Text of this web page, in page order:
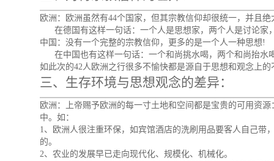
欧洲：欧洲虽然有44个国家，但其宗教信仰却很统一，并且
在德国 有这样一句话：一个人是思想家，两个人是讨论
中国：没有一个完整的宗教信仰，更多的是一个人一种思想!
在中国也有这样一句话：一个和尚挑水喝，两个和尚抬水
如此次的42人欧洲之行很多不愉快都是源自于思想和观念上的
三、生存环境与思想观念的差异：
欧洲：上帝赐予欧洲的每一寸土地和空间都是宝贵的可用资
中。如：
1、欧洲人很注重环保，如宾馆酒店的洗刷用品要客人自己
的。
2、农业的发展早已走向现代化、规模化、机械化。